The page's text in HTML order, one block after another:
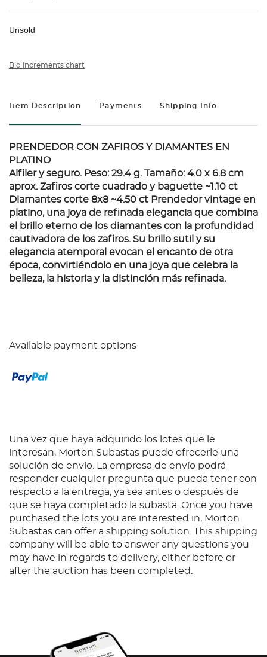
Unsold
Bid increments chart
Item Description Payments Shipping Info
PRENDEDOR CON ZAFIROS Y DIAMANTES EN
PLATINO
Alfiler y seguro. Peso: 29.4 g. Tamaño: 4.0 x 6.8 cm
aprox. Zafiros corte cuadrado y baguette ~1.10 ct
Diamantes corte 8x8 ~4.50 ct Prendedor vintage en
platino, una joya de refinada elegancia que combina
el brillo eterno de los diamantes con la profundidad
cautivadora de los zafiros. Su brillo sutil y su
elegancia atemporal evocan el encanto de otra
época, convirtiéndolo en una joya que celebra la
belleza, la historia y la distinción más refinada.
Available payment options
Una vez que haya adquirido los lotes que le
interesan, Morton Subastas puede ofrecerle una
solución de envío. La empresa de envío podrá
responder cualquier pregunta que pueda tener con
respecto a la entrega, ya sea antes o después de
que se haya completado la subasta. Once you have
purchased the lots you are interested in, Morton
Subastas can offer a shipping solution. This shipping
company will be able to answer any questions you
may have in regards to delivery, either before or
after the auction has been completed.